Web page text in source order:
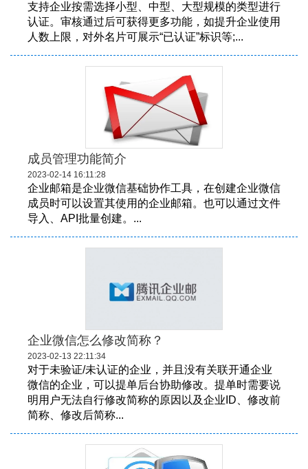
支持企业按需选择小型、中型、大型规模的类型进行
认证。审核通过后可获得更多功能，如提升企业使用
人数上限，对外名片可展示“已认证”标识等;...
成员管理功能简介
2023-02-14 16:11:28
企业邮箱是企业微信基础协作工具，在创建企业微信
成员时可以设置其使用的企业邮箱。也可以通过文件
导入、API批量创建。...
企业微信怎么修改简称？
2023-02-13 22:11:34
对于未验证/未认证的企业，并且没有关联开通企业
微信的企业，可以提单后台协助修改。提单时需要说
明用户无法自行修改简称的原因以及企业ID、修改前
简称、修改后简称...